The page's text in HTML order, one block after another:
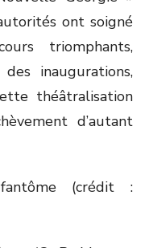
ont soigné
triomphants,
inaugurations,
théâtralisation
d’autant